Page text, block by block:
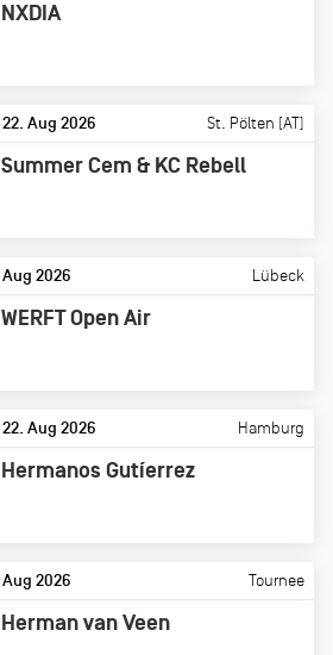
NXDIA
St. Pölten [AT]
22. Aug 2026
Summer Cem & KC Rebell
Lübeck
Aug 2026
WERFT Open Air
Hamburg
22. Aug 2026
Hermanos Gutíerrez
Tournee
Aug 2026
Herman van Veen